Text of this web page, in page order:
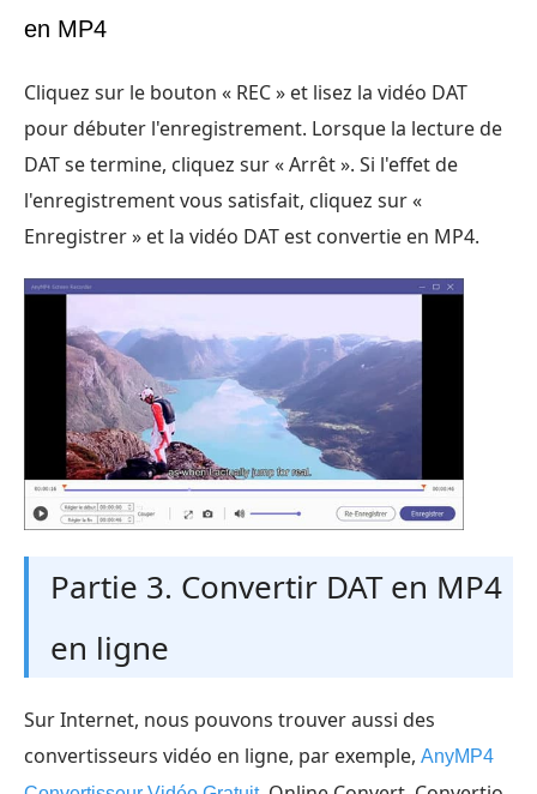
en MP4
Cliquez sur le bouton « REC » et lisez la vidéo DAT
pour débuter l'enregistrement. Lorsque la lecture de
DAT se termine, cliquez sur « Arrêt ». Si l'effet de
l'enregistrement vous satisfait, cliquez sur «
Enregistrer » et la vidéo DAT est convertie en MP4.
Partie 3. Convertir DAT en MP4
en ligne
Sur Internet, nous pouvons trouver aussi des
convertisseurs vidéo en ligne, par exemple, AnyMP4